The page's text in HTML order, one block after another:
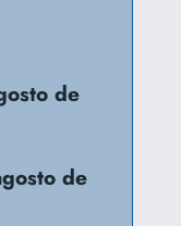
de
de